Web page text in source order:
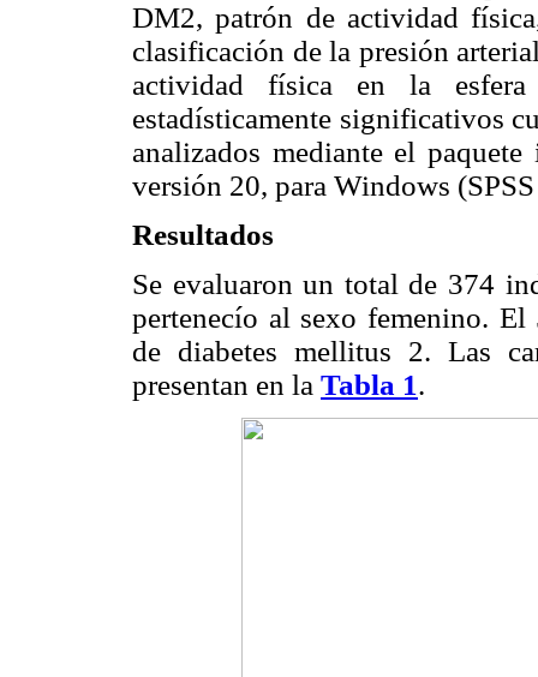
DM2, patrón de actividad
clasificación de la presión
actividad física en la esfera
estadísticamente significativos
analizados mediante el
versión 20, para Windows
Resultados
Se evaluaron un total de 374
pertenecío al sexo femenino.
de diabetes mellitus 2. Las
presentan en la Tabla 1.